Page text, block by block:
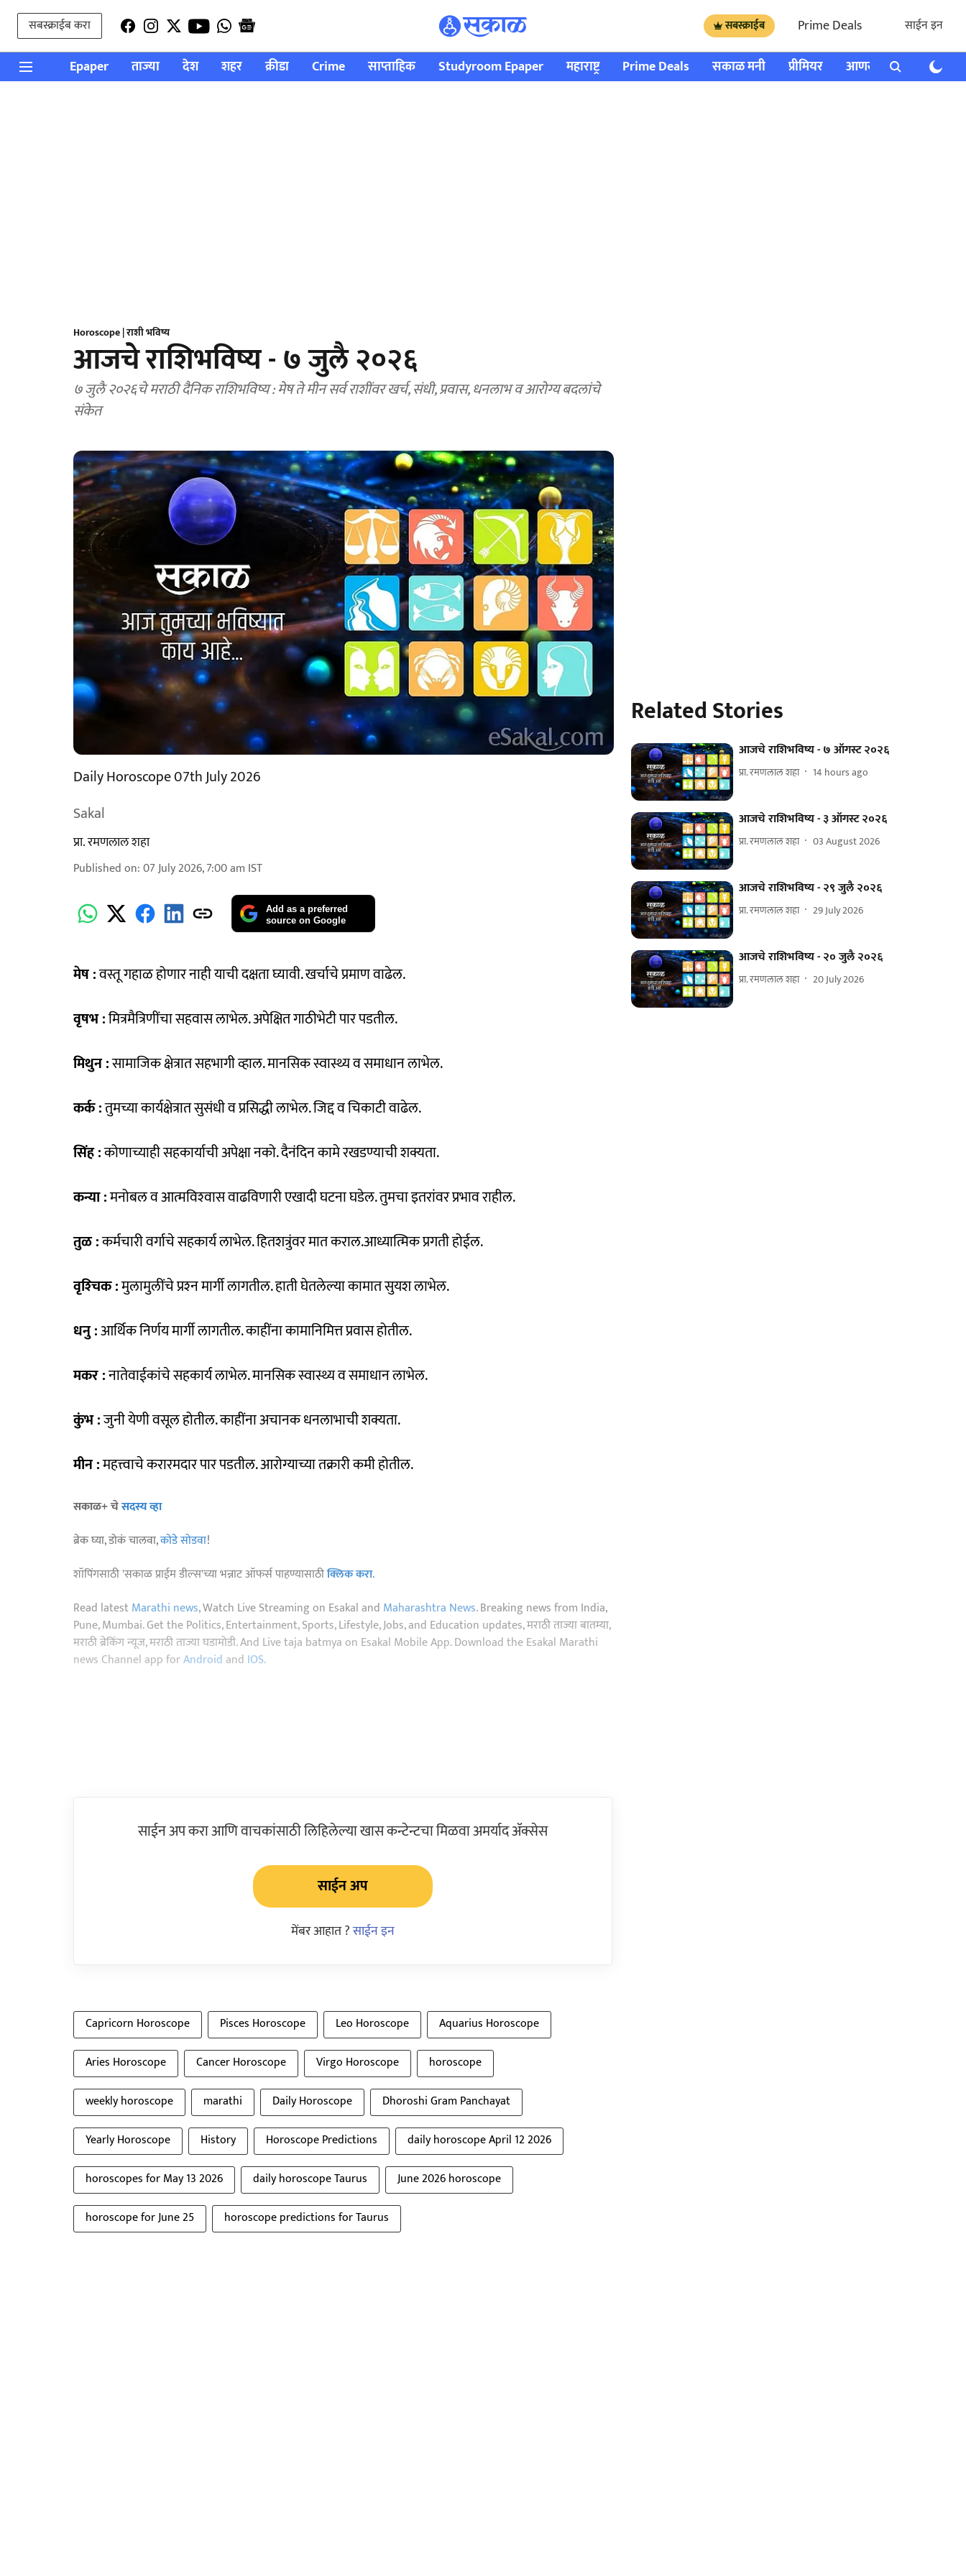
सबस्क्राईब करा सबस्क्राईब Prime Deals साईन इन
Epaper ताज्या देश शहर क्रीडा Crime साप्ताहिक Studyroom Epaper महाराष्ट्र Prime Deals सकाळ मनी प्रीमियर आणखी राशी भविष्य
Horoscope | राशी भविष्य
आजचे राशिभविष्य - ७ जुलै २०२६
७ जुलै २०२६चे मराठी दैनिक राशिभविष्य : मेष ते मीन सर्व राशींवर खर्च, संधी, प्रवास, धनलाभ व आरोग्य बदलांचे
संकेत
Daily Horoscope 07th July 2026
Sakal
प्रा. रमणलाल शहा
Published on:07 July 2026, 7:00 am IST
Add as a preferred
source on Google
मेष :वस्तू गहाळ होणार नाही याची दक्षता घ्यावी. खर्चाचे प्रमाण वाढेल.
वृषभ :मित्रमैत्रिणींचा सहवास लाभेल. अपेक्षित गाठीभेटी पार पडतील.
मिथुन :सामाजिक क्षेत्रात सहभागी व्हाल. मानसिक स्वास्थ्य व समाधान लाभेल.
कर्क :तुमच्या कार्यक्षेत्रात सुसंधी व प्रसिद्धी लाभेल. जिद्द व चिकाटी वाढेल.
सिंह :कोणाच्याही सहकार्याची अपेक्षा नको. दैनंदिन कामे रखडण्याची शक्यता.
कन्या :मनोबल व आत्मविश्‍वास वाढविणारी एखादी घटना घडेल. तुमचा इतरांवर प्रभाव राहील.
तुळ :कर्मचारी वर्गाचे सहकार्य लाभेल. हितशत्रुंवर मात कराल.आध्यात्मिक प्रगती होईल.
वृश्‍चिक :मुलामुलींचे प्रश्‍न मार्गी लागतील. हाती घेतलेल्या कामात सुयश लाभेल.
धनु :आर्थिक निर्णय मार्गी लागतील. काहींना कामानिमित्त प्रवास होतील.
मकर :नातेवाईकांचे सहकार्य लाभेल. मानसिक स्वास्थ्य व समाधान लाभेल.
कुंभ :जुनी येणी वसूल होतील. काहींना अचानक धनलाभाची शक्यता.
मीन :महत्त्वाचे करारमदार पार पडतील. आरोग्याच्या तक्रारी कमी होतील.
सकाळ+ चेसदस्य व्हा
ब्रेक घ्या, डोकं चालवा,कोडे सोडवा!
शॉपिंगसाठी 'सकाळ प्राईम डील्स'च्या भन्नाट ऑफर्स पाहण्यासाठीक्लिक करा.
Read latestMarathi news, Watch Live Streaming on Esakal and Maharashtra News. Breaking news from India,
Pune, Mumbai. Get the Politics, Entertainment, Sports, Lifestyle, Jobs, and Education updates, मराठी ताज्या बातम्या,
मराठी ब्रेकिंग न्यूज, मराठी ताज्या घडामोडी. And Live taja batmya on Esakal Mobile App. Download the Esakal Marathi
news Channel app forAndroidand IOS.
साईन अप करा आणि वाचकांसाठी लिहिलेल्या खास कन्टेन्टचा मिळवा अमर्याद ॲक्सेस
साईन अप
मेंबर आहात ?साईन इन
Capricorn Horoscope Pisces Horoscope Leo Horoscope
Aquarius Horoscope
Aries Horoscope
Cancer Horoscope Virgo Horoscope
horoscope
weekly horoscope
marathi Daily Horoscope
Dhoroshi Gram Panchayat
Yearly Horoscope
History Horoscope Predictions
daily horoscope April 12 2026
horoscopes for May 13 2026
daily horoscope Taurus
June 2026 horoscope
horoscope for June 25
horoscope predictions for Taurus
Related Stories
आजचे राशिभविष्य - ७ ऑगस्ट २०२६
प्रा. रमणलाल शहा 14 hours ago
आजचे राशिभविष्य - ३ ऑगस्ट २०२६
प्रा. रमणलाल शहा 03 August 2026
आजचे राशिभविष्य - २९ जुलै २०२६
प्रा. रमणलाल शहा 29 July 2026
आजचे राशिभविष्य - २० जुलै २०२६
प्रा. रमणलाल शहा 20 July 2026